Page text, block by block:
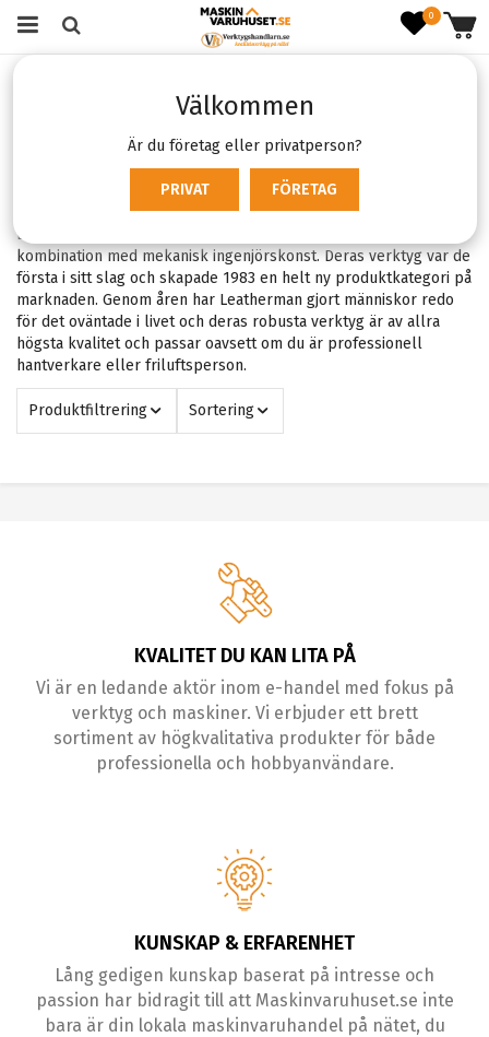
0
Välkommen
Är du företag eller privatperson?
PRIVAT FÖRETAG
Leatherman
Leathermans multiverktyg bygger på innovativa idéer i
kombination med mekanisk ingenjörskonst. Deras verktyg var de
första i sitt slag och skapade 1983 en helt ny produktkategori på
marknaden. Genom åren har Leatherman gjort människor redo
för det oväntade i livet och deras robusta verktyg är av allra
högsta kvalitet och passar oavsett om du är professionell
hantverkare eller friluftsperson.
Produktfiltrering Sortering
KVALITET DU KAN LITA PÅ
Vi är en ledande aktör inom e-handel med fokus på
verktyg och maskiner. Vi erbjuder ett brett
sortiment av högkvalitativa produkter för både
professionella och hobbyanvändare.
KUNSKAP & ERFARENHET
Lång gedigen kunskap baserat på intresse och
passion har bidragit till att Maskinvaruhuset.se inte
bara är din lokala maskinvaruhandel på nätet, du